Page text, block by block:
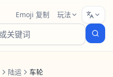
Emoji 复制 玩法
陆运 车轮